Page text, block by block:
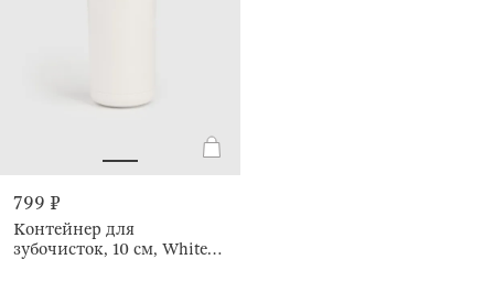
799 ₽
Контейнер для
зубочисток, 10 см, White